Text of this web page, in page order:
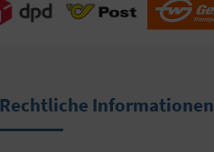
Rechtliche Informationen